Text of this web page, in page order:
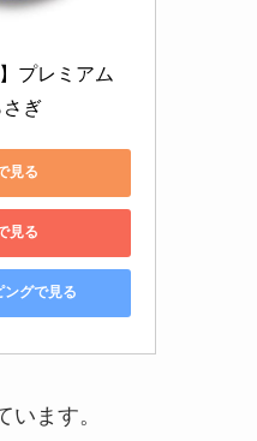
プレミアム
ぎ
見る
見る
グで見る
います。